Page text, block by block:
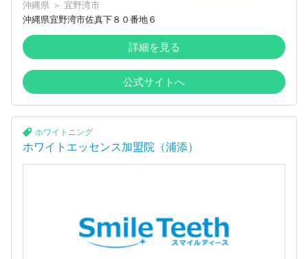
沖縄県 ＞ 宜野湾市
沖縄県宜野湾市佐真下８０番地６
詳細を見る
公式サイトへ
ホワイトニング
ホワイトエッセンス加盟院（浦添）